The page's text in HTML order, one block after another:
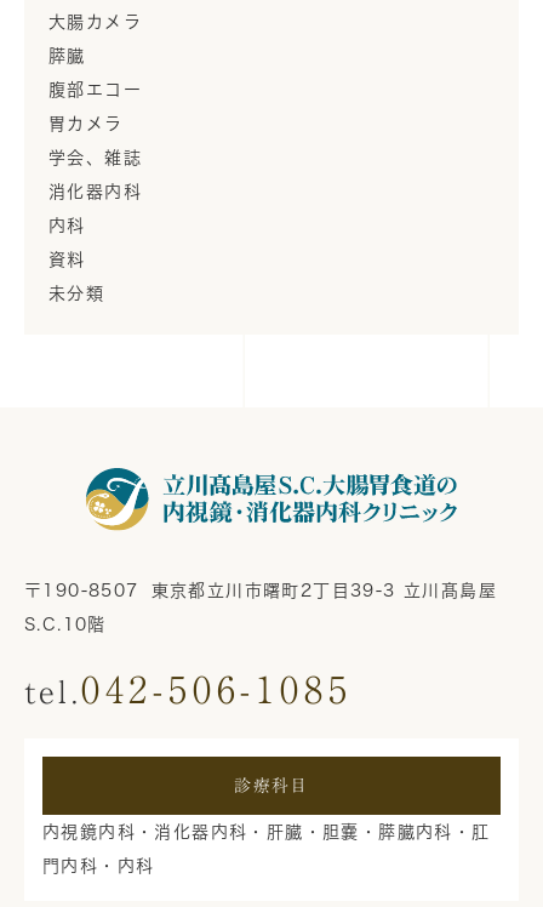
大腸カメラ
膵臓
腹部エコー
胃カメラ
学会、雑誌
消化器内科
内科
資料
未分類
〒190-8507
東京都立川市曙町2丁目39-3 立川髙島屋
S.C.10階
042-506-1085
診療科目
内視鏡内科・消化器内科・肝臓・胆嚢・膵臓内科・肛
門内科・内科